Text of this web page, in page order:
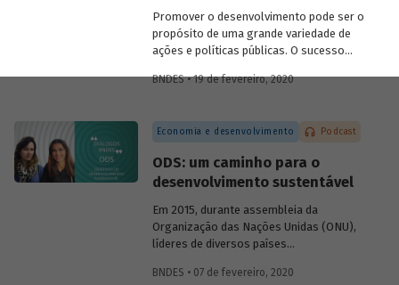
do tema para os próximos anos.
Promover o desenvolvimento pode ser o
propósito de uma grande variedade de
ações e políticas públicas. O sucesso
Alcançar o(s) objetivo(s) almejado(s)
monitorar e avaliar um conjunto de
foram alcançadas e, se necessário,
corrigir rumos.
BNDES • 19 de fevereiro, 2020
Economia e desenvolvimento Podcast
ODS: um caminho para o
desenvolvimento sustentável
Em 2015, durante assembleia da
Organização das Nações Unidas (ONU),
líderes de diversos países
comum em prol do desenvolvimento
BNDES • 07 de fevereiro, 2020